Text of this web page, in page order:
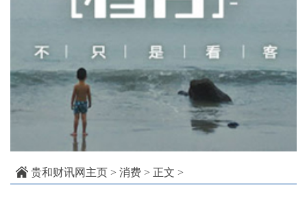
贵和财讯网主页 > 消费 > 正文 >